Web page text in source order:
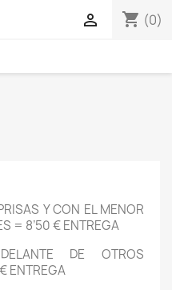
shopping_cart (0)

Y CON EL MENOR
= 8’50 € ENTREGA
DE OTROS
ENTREGA